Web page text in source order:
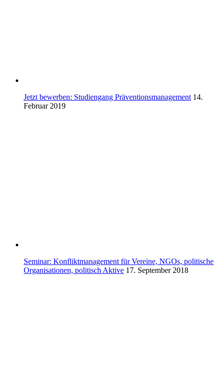
Jetzt bewerben: Studiengang Präventionsmanagement 14.
Februar 2019
Seminar: Konfliktmanagement für Vereine, NGOs, politische
Organisationen, politisch Aktive 17. September 2018